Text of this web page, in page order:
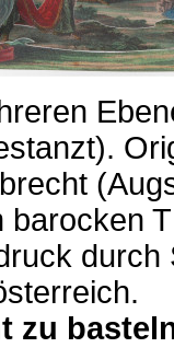
barocken
durch
zu